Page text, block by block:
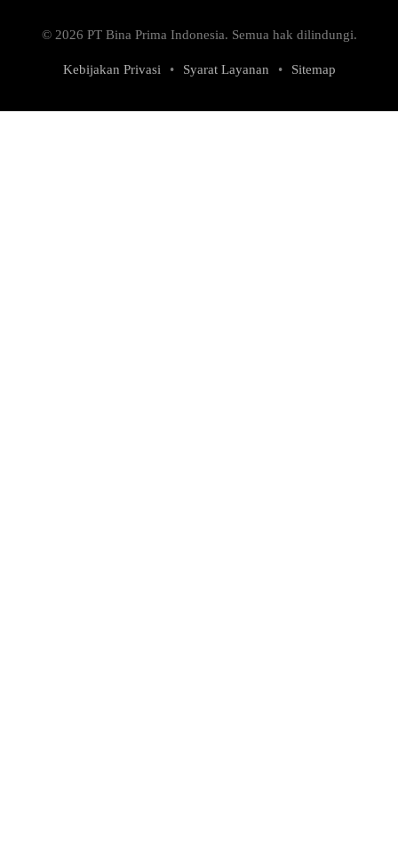
© 2026 PT Bina Prima Indonesia. Semua hak dilindungi.
Kebijakan Privasi • Syarat Layanan • Sitemap